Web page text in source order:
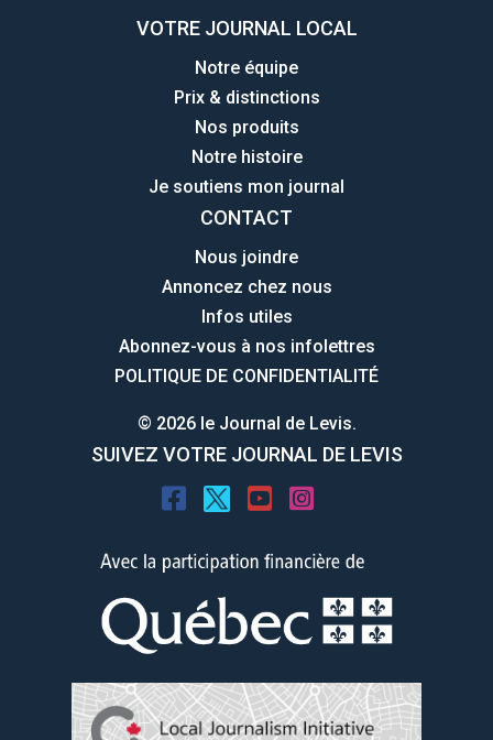
VOTRE JOURNAL LOCAL
Notre équipe
Prix & distinctions
Nos produits
Notre histoire
Je soutiens mon journal
CONTACT
Nous joindre
Annoncez chez nous
Infos utiles
Abonnez-vous à nos infolettres
POLITIQUE DE CONFIDENTIALITÉ
© 2026 le Journal de Levis.
SUIVEZ VOTRE JOURNAL DE LEVIS